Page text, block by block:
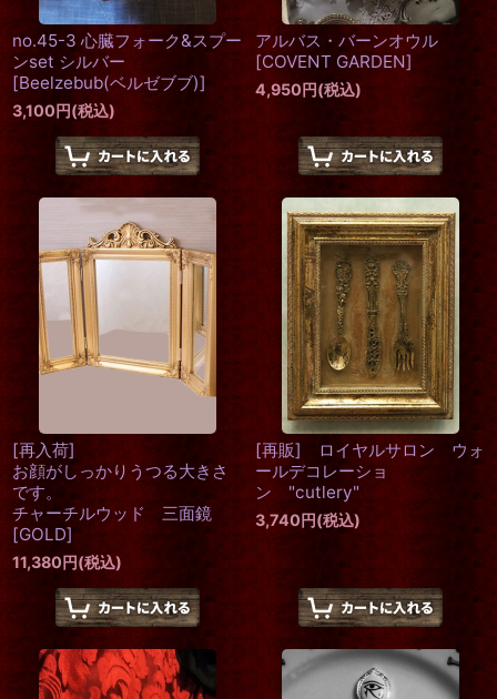
no.45-3 心臓フォーク&スプー
ンset シルバー
[Beelzebub(ベルゼブブ)]
3,100円(税込)
アルバス・バーンオウル
[COVENT GARDEN]
4,950円(税込)
[再入荷]
お顔がしっかりうつる大きさ
です。
チャーチルウッド 三面鏡
[GOLD]
11,380円(税込)
[再販] ロイヤルサロン ウォ
ールデコレーショ
ン "cutlery"
3,740円(税込)